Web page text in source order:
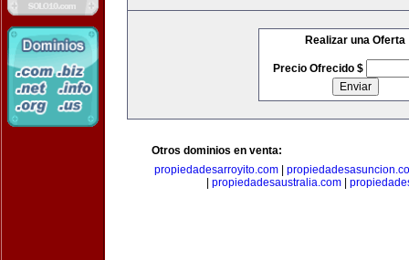
Realizar una Oferta
Precio Ofrecido $
Otros dominios en venta:
propiedadesarroyito.com|
propiedadesaustralia.com